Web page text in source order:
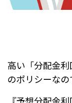
高い「分配金
のポリシーなの
『予想分配金利